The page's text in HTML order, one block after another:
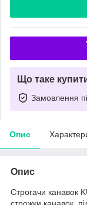
Що таке
Замовлення
Опис
Опис
Строгачи канавок
строжки канавок,